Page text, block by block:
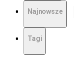
Najnowsze
Tagi